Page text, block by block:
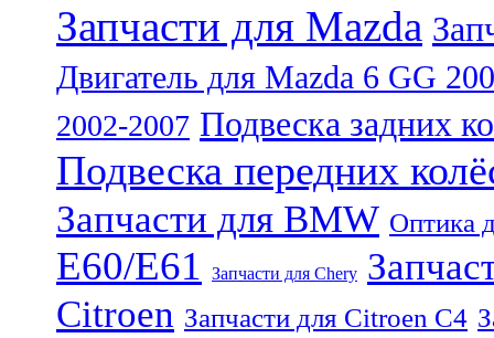
Запчасти для Mazda
Двигатель для Mazda 6 GG
2002-2007 Подвеска задних
Подвеска передних
Запчасти для BMW Оптика
E60/E61 Запчасти для Chery
Citroen Запчасти для Citroen C4